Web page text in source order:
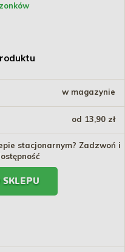
w magazynie
od 13,90 zł
stacjonarnym? Zadzwoń i
SKLEPU